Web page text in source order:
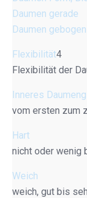
Daumen gerade
Daumen gebogen
Flexibilität4
Flexibilität der
Inneres
vom ersten zum
Hart
nicht oder wenig
Weich
weich, gut bis